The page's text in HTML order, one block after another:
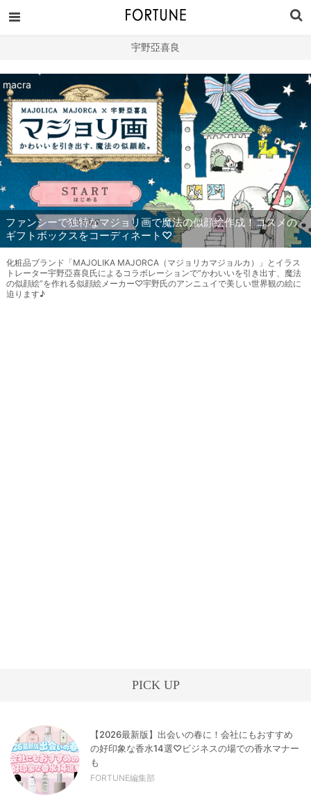
宇野亞喜良
macra
ファンシーで独特なマジョリ画で魔法の似顔絵作成！コスメの
ギフトボックスをコーディネート♡
化粧品ブランド「MAJOLIKA MAJORCA（マジョリカマジョルカ）」とイラス
トレーター宇野亞喜良氏によるコラボレーションで”かわいいを引き出す、魔法
の似顔絵”を作れる似顔絵メーカー♡宇野氏のアンニュイで美しい世界観の絵に
迫ります♪
PICK UP
【2026最新版】出会いの春に！会社にもおすすめ
の好印象な香水14選♡ビジネスの場での香水マナー
も
FORTUNE編集部